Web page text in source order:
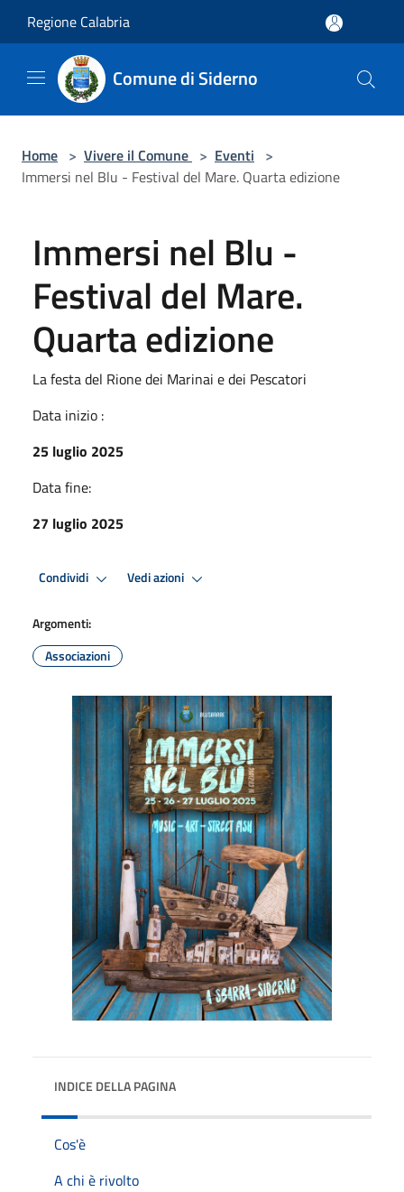
Regione Calabria
Comune di Siderno
Home > Vivere il Comune > Eventi >
Immersi nel Blu - Festival del Mare. Quarta edizione
Immersi nel Blu -
Festival del Mare.
Quarta edizione
La festa del Rione dei Marinai e dei Pescatori
Data inizio :
25 luglio 2025
Data fine:
27 luglio 2025
Condividi Vedi azioni
Argomenti:
Associazioni
INDICE DELLA PAGINA
Cos'è
A chi è rivolto